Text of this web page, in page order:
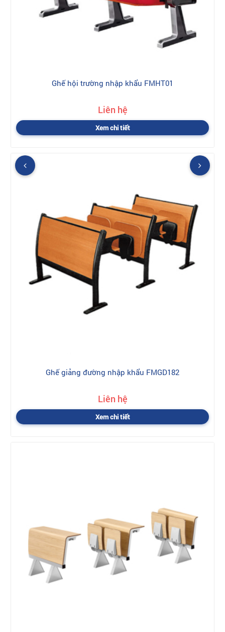
Ghế hội trường nhập khẩu FMHT01
Liên hệ
Xem chi tiết
Ghế giảng đường nhập khẩu FMGD182
Liên hệ
Xem chi tiết